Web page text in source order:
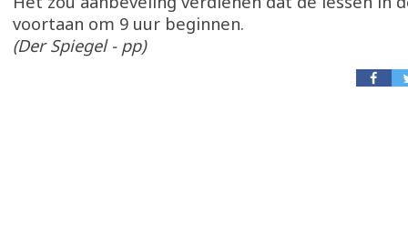
voortaan om 9 uur beginnen.
(Der Spiegel - pp)